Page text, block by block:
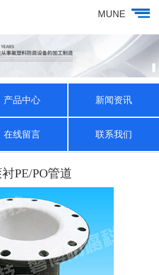
MUNE
产品中心 新闻资讯
在线留言 联系我们
PE/PO管道